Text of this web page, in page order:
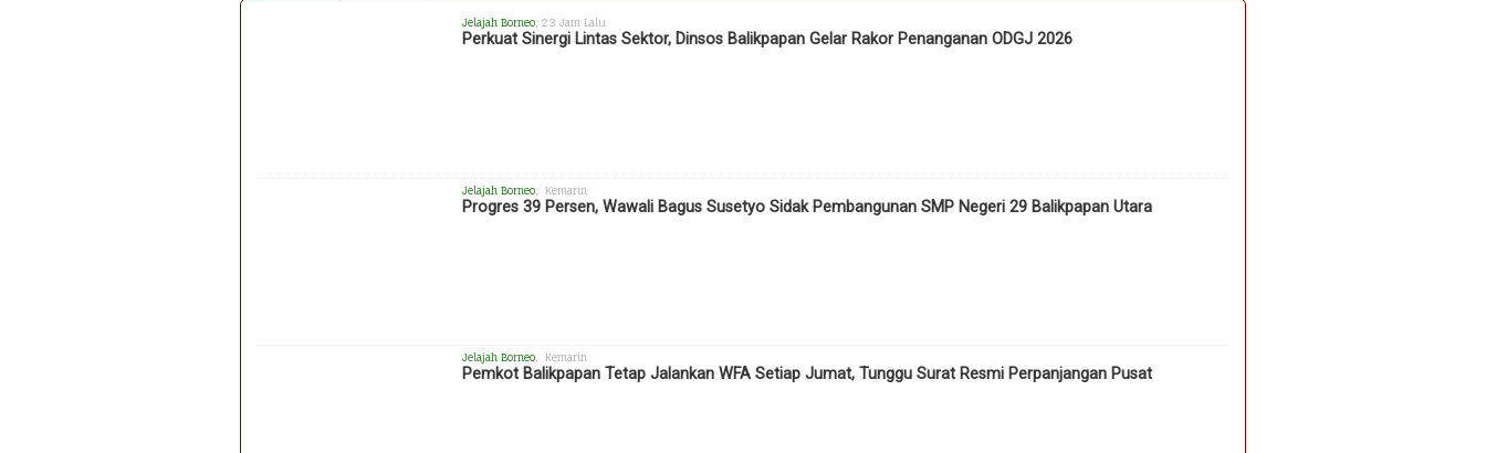
Jelajah Borneo , 23 Jam Lalu
Perkuat Sinergi Lintas Sektor, Dinsos Balikpapan Gelar Rakor Penanganan ODGJ 2026
Jelajah Borneo , Kemarin
Progres 39 Persen, Wawali Bagus Susetyo Sidak Pembangunan SMP Negeri 29 Balikpapan Utara
Jelajah Borneo , Kemarin
Pemkot Balikpapan Tetap Jalankan WFA Setiap Jumat, Tunggu Surat Resmi Perpanjangan Pusat